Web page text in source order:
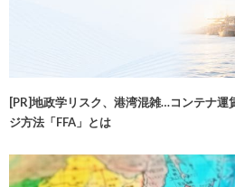
[PR]地政学リスク、港湾混雑…コンテナ運
ジ方法「FFA」とは